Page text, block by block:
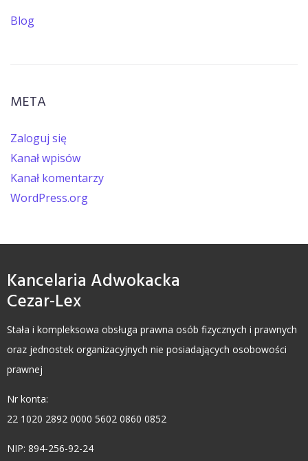
Blog
META
Zaloguj się
Kanał wpisów
Kanał komentarzy
WordPress.org
Kancelaria Adwokacka
Cezar-Lex
Stała i kompleksowa obsługa prawna osób fizycznych i prawnych
oraz jednostek organizacyjnych nie posiadających osobowości
prawnej
Nr konta:
22 1020 2892 0000 5602 0860 0852
NIP: 894-256-92-24